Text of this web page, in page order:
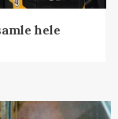
hele